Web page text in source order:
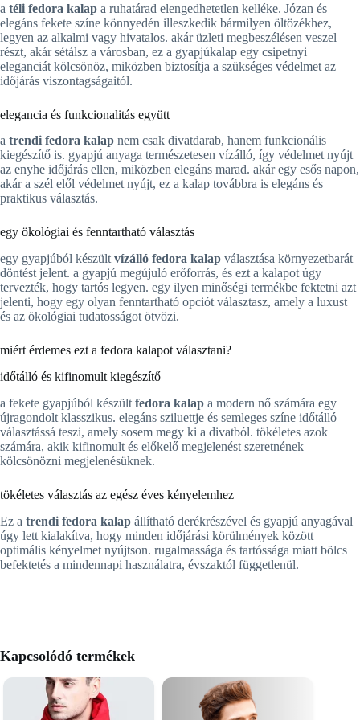
a téli fedora kalap a ruhatárad elengedhetetlen kelléke. Józan és
elegáns fekete színe könnyedén illeszkedik bármilyen öltözékhez,
legyen az alkalmi vagy hivatalos. akár üzleti megbeszélésen veszel
részt, akár sétálsz a városban, ez a gyapjúkalap egy csipetnyi
eleganciát kölcsönöz, miközben biztosítja a szükséges védelmet az
időjárás viszontagságaitól.
elegancia és funkcionalitás együtt
a trendi fedora kalap nem csak divatdarab, hanem funkcionális
kiegészítő is. gyapjú anyaga természetesen vízálló, így védelmet nyújt
az enyhe időjárás ellen, miközben elegáns marad. akár egy esős napon,
akár a szél elől védelmet nyújt, ez a kalap továbbra is elegáns és
praktikus választás.
egy ökológiai és fenntartható választás
egy gyapjúból készült vízálló fedora kalap választása környezetbarát
döntést jelent. a gyapjú megújuló erőforrás, és ezt a kalapot úgy
tervezték, hogy tartós legyen. egy ilyen minőségi termékbe fektetni azt
jelenti, hogy egy olyan fenntartható opciót választasz, amely a luxust
és az ökológiai tudatosságot ötvözi.
miért érdemes ezt a fedora kalapot választani?
időtálló és kifinomult kiegészítő
a fekete gyapjúból készült fedora kalap a modern nő számára egy
újragondolt klasszikus. elegáns sziluettje és semleges színe időtálló
választássá teszi, amely sosem megy ki a divatból. tökéletes azok
számára, akik kifinomult és előkelő megjelenést szeretnének
kölcsönözni megjelenésüknek.
tökéletes választás az egész éves kényelemhez
Ez a trendi fedora kalap állítható derékrészével és gyapjú anyagával
úgy lett kialakítva, hogy minden időjárási körülmények között
optimális kényelmet nyújtson. rugalmassága és tartóssága miatt bölcs
befektetés a mindennapi használatra, évszaktól függetlenül.
Kapcsolódó termékek